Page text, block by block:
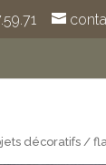
décoratifs /